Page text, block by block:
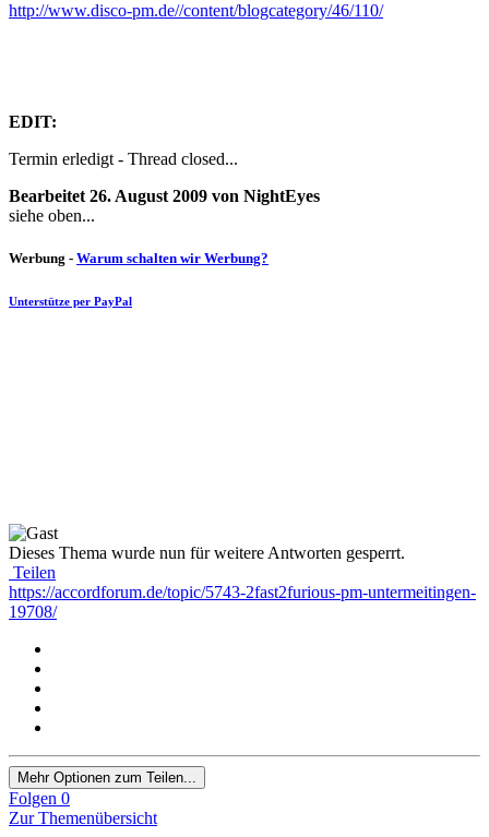
http://www.disco-pm.de//content/blogcategory/46/110/
EDIT:
Termin erledigt - Thread closed...
Bearbeitet 26. August 2009 von NightEyes
siehe oben...
Werbung - Warum schalten wir Werbung?
Unterstütze per PayPal
Dieses Thema wurde nun für weitere Antworten gesperrt.
Teilen
https://accordforum.de/topic/5743-2fast2furious-pm-untermeitingen-
19708/
Mehr Optionen zum Teilen...
Folgen 0
Zur Themenübersicht